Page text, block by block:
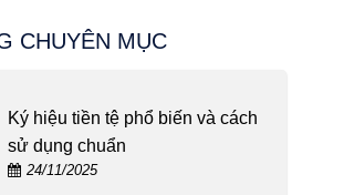
CHUYÊN MỤC
Ký hiệu tiền tệ phổ biến và cách
sử dụng chuẩn
24/11/2025